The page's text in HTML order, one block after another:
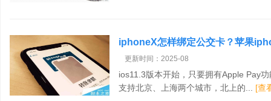
iphoneX怎样绑定公交卡？苹果
更新时间：2025-08
ios11.3版本开始，只要拥有Apple Pay
支持北京、上海两个城市，北上的... [查